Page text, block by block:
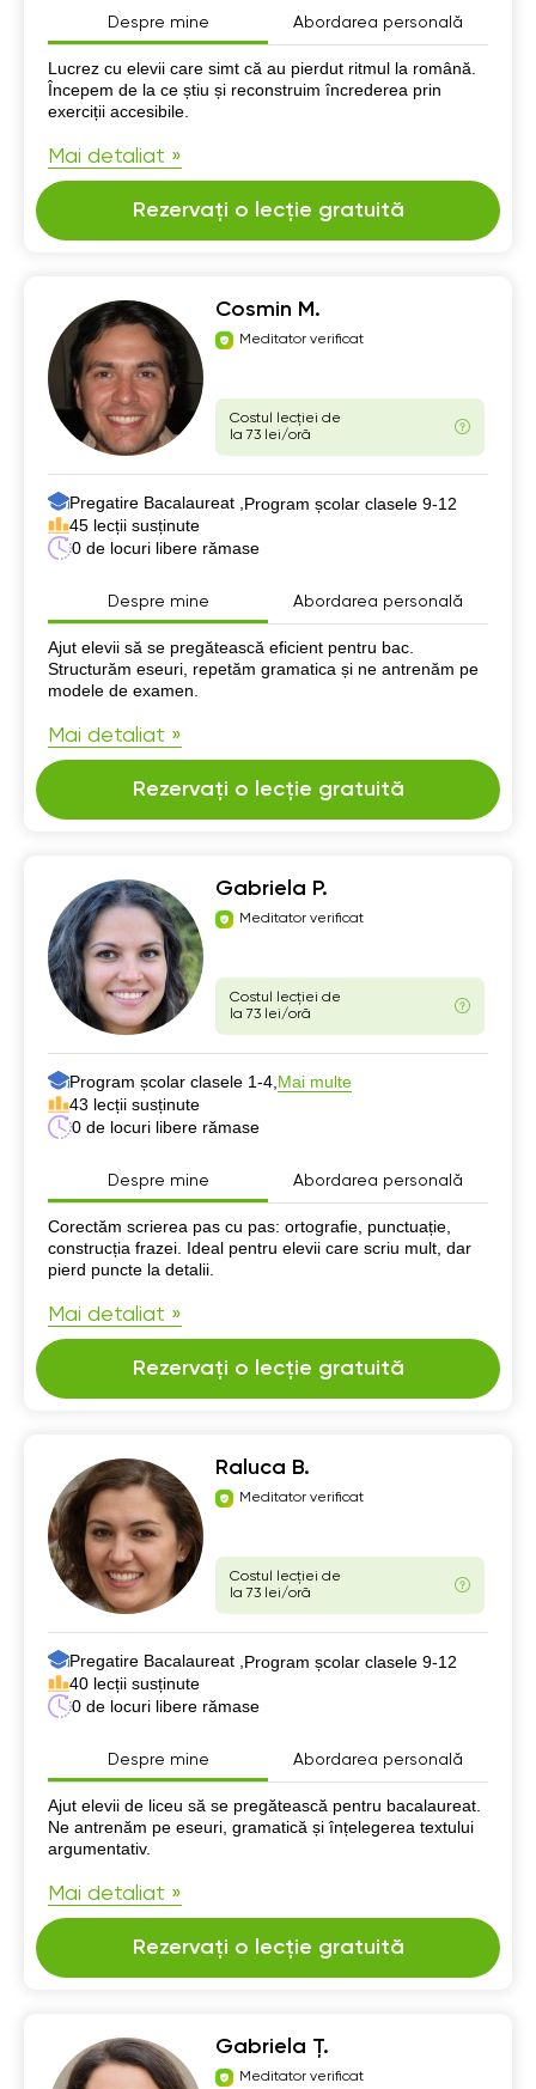
Despre mine Abordarea personală
Despre mine
Lucrez cu elevii care simt că au pierdut ritmul la română.
Începem de la ce știu și reconstruim încrederea prin
exerciții accesibile.
Mai detaliat »
Rezervați o lecție gratuită
Cosmin M.
Meditator verificat
Costul lecției de
la 73 lei/oră
Pregatire Bacalaureat , Program școlar clasele 9-12
45 lecții susținute
0 de locuri libere rămase
Despre mine Abordarea personală
Despre mine
Ajut elevii să se pregătească eficient pentru bac.
Structurăm eseuri, repetăm gramatica și ne antrenăm pe
modele de examen.
Mai detaliat »
Rezervați o lecție gratuită
Gabriela P.
Meditator verificat
Costul lecției de
la 73 lei/oră
Program școlar clasele 1-4, Mai multe
43 lecții susținute
0 de locuri libere rămase
Despre mine Abordarea personală
Despre mine
Corectăm scrierea pas cu pas: ortografie, punctuație,
construcția frazei. Ideal pentru elevii care scriu mult, dar
pierd puncte la detalii.
Mai detaliat »
Rezervați o lecție gratuită
Raluca B.
Meditator verificat
Costul lecției de
la 73 lei/oră
Pregatire Bacalaureat , Program școlar clasele 9-12
40 lecții susținute
0 de locuri libere rămase
Despre mine Abordarea personală
Despre mine
Ajut elevii de liceu să se pregătească pentru bacalaureat.
Ne antrenăm pe eseuri, gramatică și înțelegerea textului
argumentativ.
Mai detaliat »
Rezervați o lecție gratuită
Gabriela Ț.
Meditator verificat